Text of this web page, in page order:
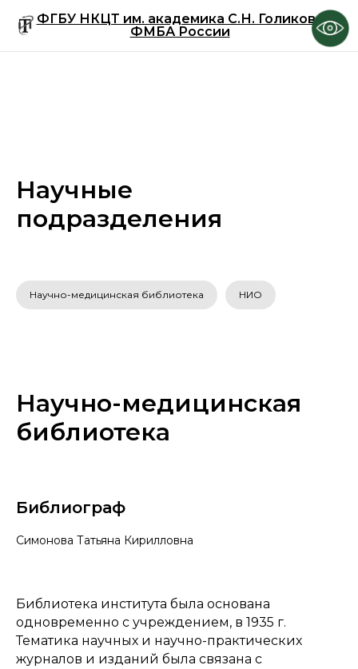
ФГБУ НКЦТ им. академика С.Н. Голикова
ФМБА России
Научные
подразделения
Научно-медицинская библиотека НИО
Научно-медицинская
библиотека
Библиограф
Симонова Татьяна Кирилловна
Библиотека института была основана
одновременно с учреждением, в 1935 г.
Тематика научных и научно-практических
журналов и изданий была связана с